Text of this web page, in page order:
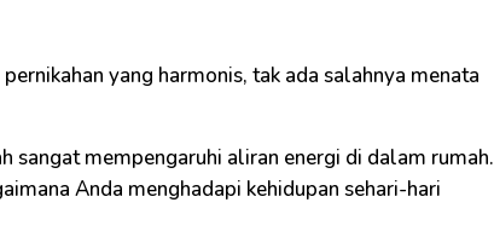
yang harmonis, tak ada salahnya menata
sangat mempengaruhi aliran energi di dalam rumah.
Anda menghadapi kehidupan sehari-hari